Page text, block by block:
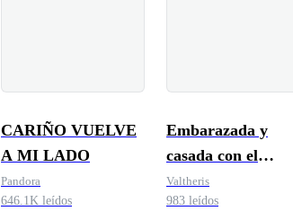
CARIÑO VUELVE
A MI LADO
Pandora
646.1K leídos
Embarazada y
casada con el
enemigo de mi ex
Valtheris
983 leídos